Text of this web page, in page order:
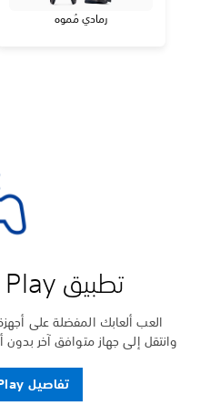
رمادي مُموه
تطبيق PS Remote Play
وانتقل إلى جهاز متوافق آخر بدون
تفاصيل PS Remote Play